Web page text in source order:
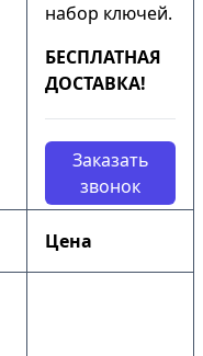
набор ключей.
БЕСПЛАТНАЯ
ДОСТАВКА!
Заказать
звонок
Цена